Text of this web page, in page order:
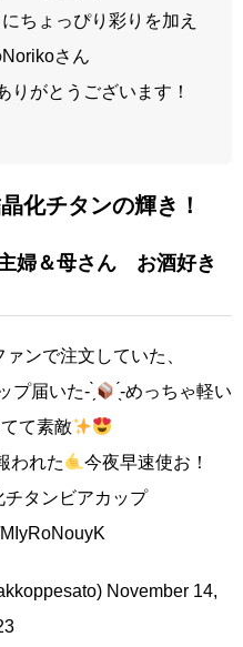
ちょっぴり彩りを加え
さん
りがとうございます！
化チタンの輝き！
婦＆母さん お酒好き
ンで注文していた、
プ届いた-
̖́-めっちゃ軽い
て素敵
われた
今夜早速使お！
タンビアカップ
November 14,